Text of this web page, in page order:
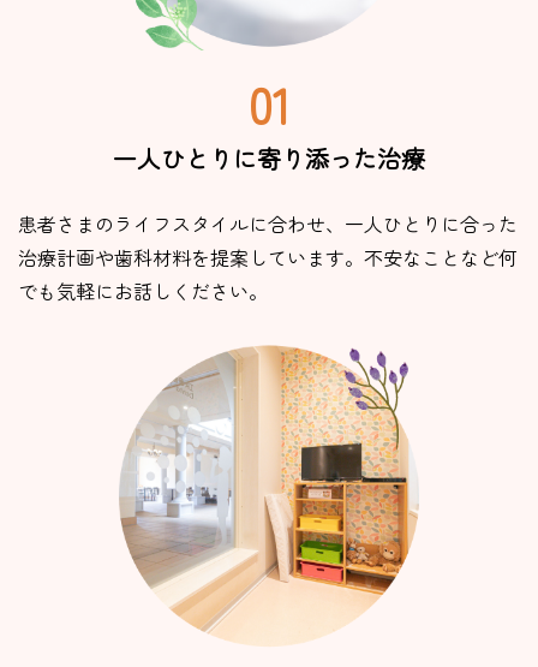
01
一人ひとりに寄り添った治療
患者さまのライフスタイルに合わせ、一人ひとりに合った
治療計画や歯科材料を提案しています。不安なことなど何
でも気軽にお話しください。